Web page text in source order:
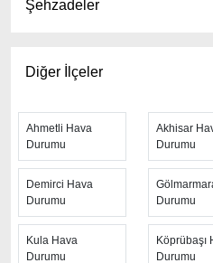
Şehzadeler
yapan site; hava durumu 15
durumu
günlük, hava durumu 10
kadar uzatılmış hava
yanında daha fazla
durumu tahminlerini
geniş tahmin süreleri, kolay
ziyaretçilerine kaliteli hizmet
güncel Türkiye uydu radar
Diğer İlçeler
Ahmetli Hava
Durumu
Akhisar
Durumu
Demirci Hava
Durumu
Durumu
Kula Hava
Durumu
Köprübaşı
Durumu